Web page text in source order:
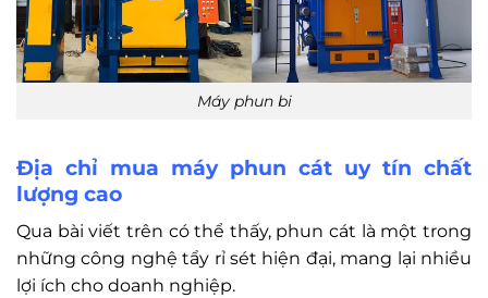
Máy phun bi
Địa chỉ mua máy phun cát uy tín chất
lượng cao
Qua bài viết trên có thể thấy, phun cát là một trong
những công nghệ tẩy rỉ sét hiện đại, mang lại nhiều
lợi ích cho doanh nghiệp.